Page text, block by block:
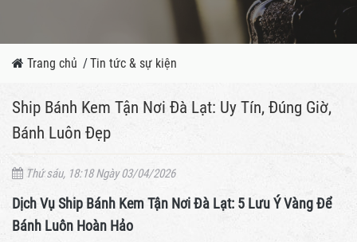
Trang chủ /Tin tức & sự kiện
Ship Bánh Kem Tận Nơi Đà Lạt: Uy Tín, Đúng Giờ,
Bánh Luôn Đẹp
Thứ sáu, 18:18 Ngày 03/04/2026
Dịch Vụ Ship Bánh Kem Tận Nơi Đà Lạt: 5 Lưu Ý Vàng Để
Bánh Luôn Hoàn Hảo